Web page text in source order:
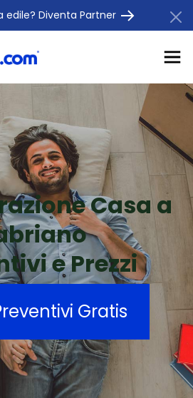
edile? Diventa Partner
Casa a
e Prezzi
Gratis